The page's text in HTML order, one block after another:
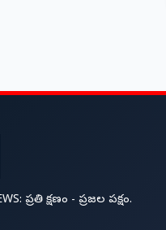
ప్రతి క్షణం - ప్రజల పక్షం.